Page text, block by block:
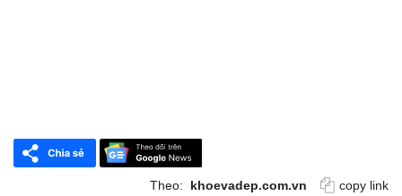
Theo: khoevadep.com.vn copy link